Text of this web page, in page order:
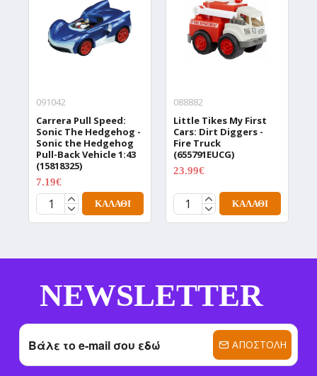
091042
Carrera Pull Speed:
Sonic The Hedgehog -
Sonic the Hedgehog
Pull-Back Vehicle 1:43
(15818325)
7.19€
ΚΑΛΆΘΙ
088882
Little Tikes My First
Cars: Dirt Diggers -
Fire Truck
(655791EUCG)
23.99€
ΚΑΛΆΘΙ
NEWSLETTER
ΑΠΟΣΤΟΛΉ